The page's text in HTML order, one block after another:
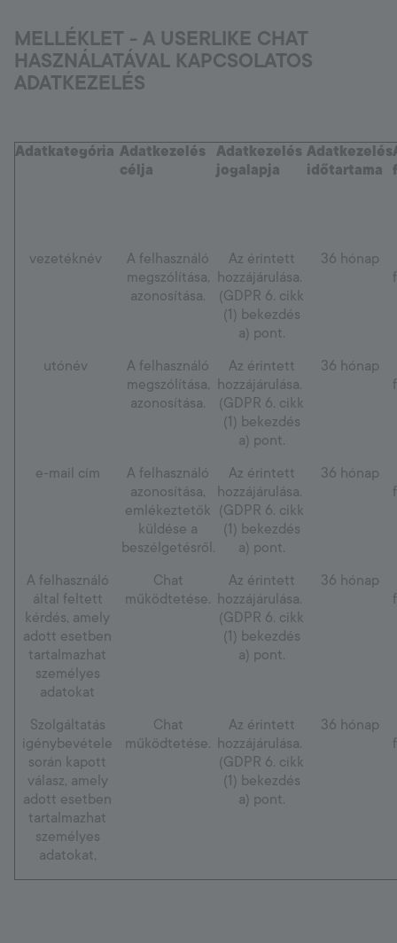
MELLÉKLET - A USERLIKE CHAT
HASZNÁLATÁVAL KAPCSOLATOS
ADATKEZELÉS
Adatkategória Adatkezelés
célja
Adatkezelés
jogalapja
Adatkezelés
időtartama
vezetéknév
A felhasználó
megszólítása,
azonosítása.
Az érintett
hozzájárulása.
(GDPR 6. cikk
(1) bekezdés
a) pont.
36 hónap
utónév
A felhasználó
megszólítása,
azonosítása.
Az érintett
hozzájárulása.
(GDPR 6. cikk
(1) bekezdés
a) pont.
36 hónap
e-mail cím
A felhasználó
azonosítása,
emlékeztetők
küldése a
beszélgetésről.
Az érintett
hozzájárulása.
(GDPR 6. cikk
(1) bekezdés
a) pont.
36 hónap
A felhasználó
által feltett
kérdés, amely
adott esetben
tartalmazhat
személyes
adatokat
Chat
működtetése.
Az érintett
hozzájárulása.
(GDPR 6. cikk
(1) bekezdés
a) pont.
36 hónap
Szolgáltatás
igénybevétele
során kapott
válasz, amely
adott esetben
tartalmazhat
személyes
adatokat,
Chat
működtetése.
Az érintett
hozzájárulása.
(GDPR 6. cikk
(1) bekezdés
a) pont.
36 hónap